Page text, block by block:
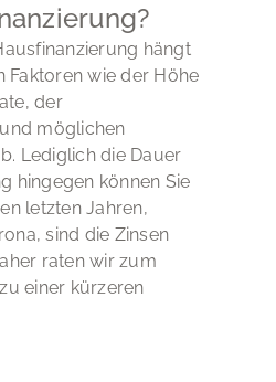
ist daher ratsam,
Konfliktlösung zu
Rat einzuholen,
zu finden.
hängt
Faktoren wie der Höhe
der
möglichen
Lediglich die Dauer
hingegen können Sie
letzten Jahren,
sind die Zinsen
raten wir zum
einer kürzeren